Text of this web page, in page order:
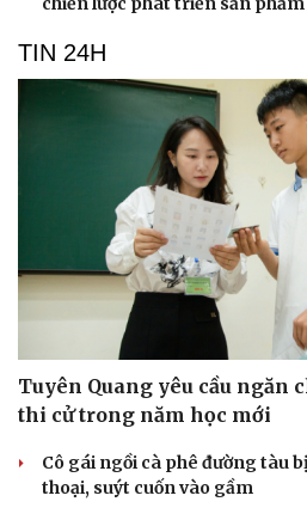
TIN 24H
Tuyên Quang yêu cầu ngăn
thi cử trong năm học mới
Cô gái ngồi cà phê đường tàu
thoại, suýt cuốn vào gầm